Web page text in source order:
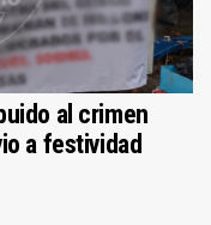
al crimen
a festividad